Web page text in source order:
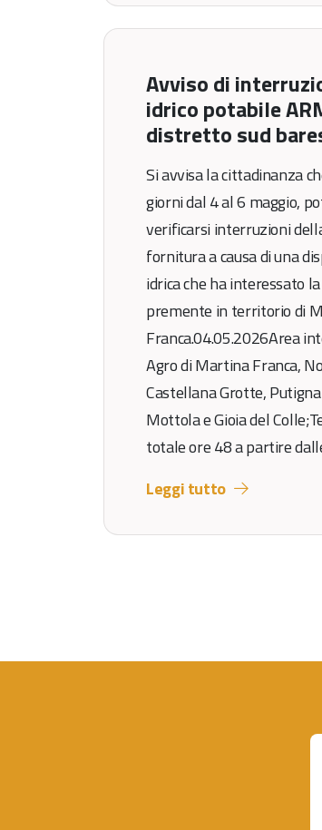
Avviso di
idrico potabile
distretto sud
Si avvisa la cittadinanza
giorni dal 4 al 6 maggio,
verificarsi interruzioni
fornitura a causa di una
idrica che ha interessato
premente in territorio di
Franca.04.05.2026Area
Agro di Martina Franca,
Castellana Grotte,
Mottola e Gioia del
totale ore 48 a partire
Leggi tutto